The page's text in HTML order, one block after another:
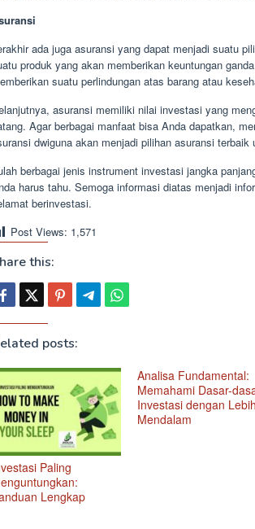
ada juga asuransi yang dapat menjadi suatu
produk yang akan memberikan keuntungan
suatu perlindungan atas barang atau
asuransi memiliki nilai investasi yang
Agar berbagai manfaat bisa Anda dapatkan,
dwiguna akan menjadi pilihan asuransi terbaik
berbagai jenis instrument investasi jangka
harus tahu. Semoga informasi diatas menjadi
berinvestasi.
Post Views: 1,571
this:
posts:
Paling
Lengkap
Analisa Fundamental:
Memahami Dasar-
Investasi dengan Lebih
Mendalam